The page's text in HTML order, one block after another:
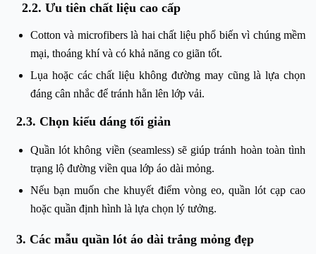
2.2. Ưu tiên chất liệu cao cấp
Cotton và microfibers là hai chất liệu phổ biến vì chúng mềm
mại, thoáng khí và có khả năng co giãn tốt.
Lụa hoặc các chất liệu không đường may cũng là lựa chọn
đáng cân nhắc để tránh hằn lên lớp vải.
2.3. Chọn kiểu dáng tối giản
Quần lót không viền (seamless) sẽ giúp tránh hoàn toàn tình
trạng lộ đường viền qua lớp áo dài mỏng.
Nếu bạn muốn che khuyết điểm vòng eo, quần lót cạp cao
hoặc quần định hình là lựa chọn lý tưởng.
3. Các mẫu quần lót áo dài trắng mỏng đẹp